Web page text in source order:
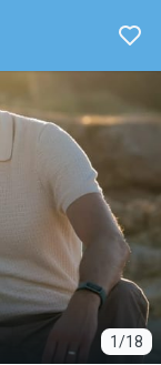
1/18